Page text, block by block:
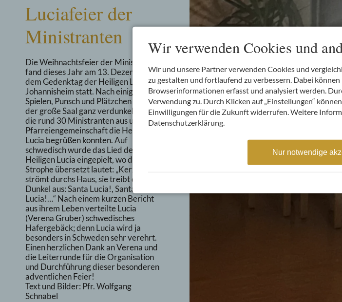
Luciafeier der
Ministranten
Die Weihnachtsfeier der Ministranten
fand dieses Jahr am 13. Dezember,
dem Gedenktag der Heiligen Lucia im
Johannisheim statt. Nach einigen
Spielen, Punsch und Plätzchen wurde
der große Saal ganz verdunkelt, damit
die rund 30 Ministranten aus unserer
Pfarreiengemeinschaft die Heilige
Lucia begrüßen konnten. Auf
schwedisch wurde das Lied der
Heiligen Lucia eingepielt, wo die erste
Strophe übersetzt lautet: „Kerzenglanz
strömt durchs Haus, sie treibt das
Dunkel aus: Santa Lucia!, Santa
Lucia!…“ Nach einem kurzen Bericht
aus ihrem Leben verteilte Lucia
(Verena Gruber) schwedisches
Hafergebäck; denn Lucia wird ja
besonders in Schweden sehr verehrt.
Einen herzlichen Dank an Verena und
die Leiterrunde für die Organisation
und Durchführung dieser besonderen
adventlichen Feier!
Text und Bilder: Pfr. Wolfgang
Schnabel
Wir verwenden Cookies und
Wir und unsere Partner verwenden Cookies und
zu gestalten und fortlaufend zu verbessern. Dabei
Browserinformationen erfasst und analysiert werden.
Verwendung zu. Durch Klicken auf „Einstellungen“
Einwilligungen für die Zukunft widerrufen. Weitere
Datenschutzerklärung.
Nur notwendige